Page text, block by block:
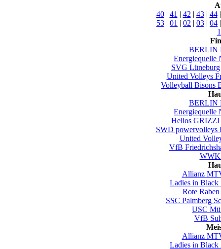
40| 41 | 42 | 43| 44
53 | 01 | 02 | 03 | 04
BERLIN
Energiequelle
SVG Lüneburg
United Volleys
Volleyball Bisons
BERLIN
Energiequelle
Helios
SWD powervolleys
United
VfB
WWK
Allianz
Ladies in Black
Rote
SSC Palmberg
USC
VfB
Allianz
Ladies in Black